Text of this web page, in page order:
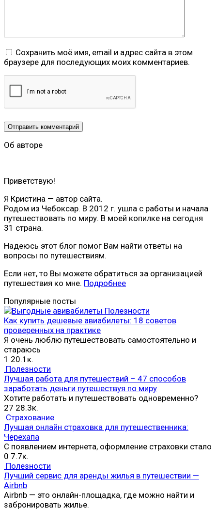
Сохранить моё имя, email и адрес сайта в этом
браузере для последующих моих комментариев.
Об авторе
Приветствую!
Я Кристина — автор сайта.
Родом из Чебоксар. В 2012 г. ушла с работы и начала
путешествовать по миру. В моей копилке на сегодня
31 страна.
Надеюсь этот блог помог Вам найти ответы на
вопросы по путешествиям.
Если нет, то Вы можете обратиться за организацией
путешествия ко мне. Подробнее
Популярные посты
Полезности
Как купить дешевые авиабилеты: 18 советов
проверенных на практике
Я очень люблю путешествовать самостоятельно и
стараюсь
1 20.1к.
Полезности
Лучшая работа для путешествий – 47 способов
заработать деньги путешествуя по миру
Хотите работать и путешествовать одновременно?
27 28.3к.
Страхование
Лучшая онлайн страховка для путешественника:
Черехапа
С появлением интернета, оформление страховки стало
0 7.7к.
Полезности
Лучший сервис для аренды жилья в путешествии —
Airbnb
Airbnb — это онлайн-площадка, где можно найти и
забронировать жилье.